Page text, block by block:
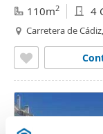
110m2 4
Carretera de